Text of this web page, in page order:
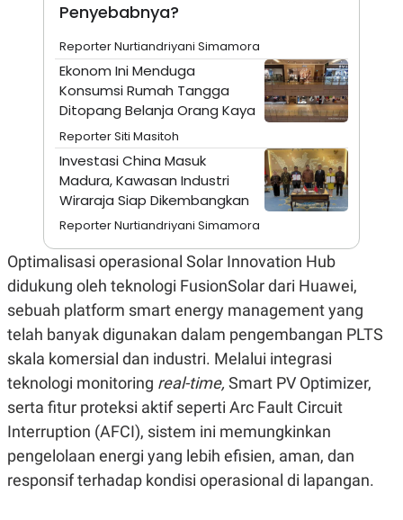
A
R
I
KANAL
P
U
S
T
D
A
T
I
M
A
E
S
Penyebabnya?
Reporter Nurtiandriyani Simamora
Ekonom Ini Menduga
Konsumsi Rumah Tangga
Ditopang Belanja Orang Kaya
Reporter Siti Masitoh
Investasi China Masuk
Madura, Kawasan Industri
Wiraraja Siap Dikembangkan
Reporter Nurtiandriyani Simamora
Optimalisasi operasional Solar Innovation Hub
didukung oleh teknologi FusionSolar dari Huawei,
sebuah platform smart energy management yang
telah banyak digunakan dalam pengembangan PLTS
skala komersial dan industri. Melalui integrasi
teknologi monitoring real-time, Smart PV Optimizer,
serta fitur proteksi aktif seperti Arc Fault Circuit
Interruption (AFCI), sistem ini memungkinkan
pengelolaan energi yang lebih efisien, aman, dan
responsif terhadap kondisi operasional di lapangan.